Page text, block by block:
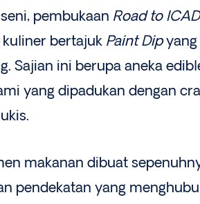
pembukaan Road to
bertajuk Paint Dipyang
Sajian ini berupa aneka
yang dipadukan dengan
makanan dibuat
pendekatan yang